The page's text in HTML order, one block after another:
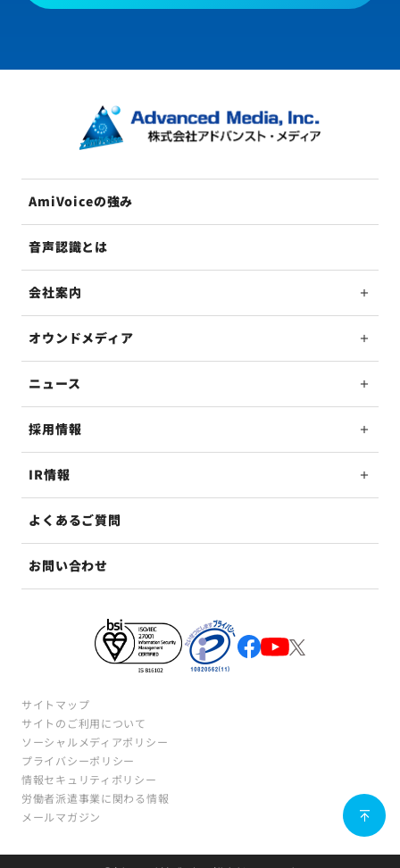
AmiVoiceの強み
音声認識とは
会社案内
オウンドメディア
ニュース
採用情報
IR情報
よくあるご質問
お問い合わせ
サイトマップ
サイトのご利用について
ソーシャルメディアポリシー
プライバシーポリシー
情報セキュリティポリシー
労働者派遣事業に関わる情報
メールマガジン